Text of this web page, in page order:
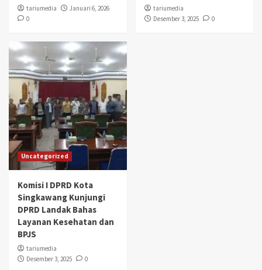
tariumedia
Januari 6, 2026
0
tariumedia
Desember 3, 2025
0
Uncategorized
Komisi I DPRD Kota
Singkawang Kunjungi
DPRD Landak Bahas
Layanan Kesehatan dan
BPJS
tariumedia
Desember 3, 2025
0